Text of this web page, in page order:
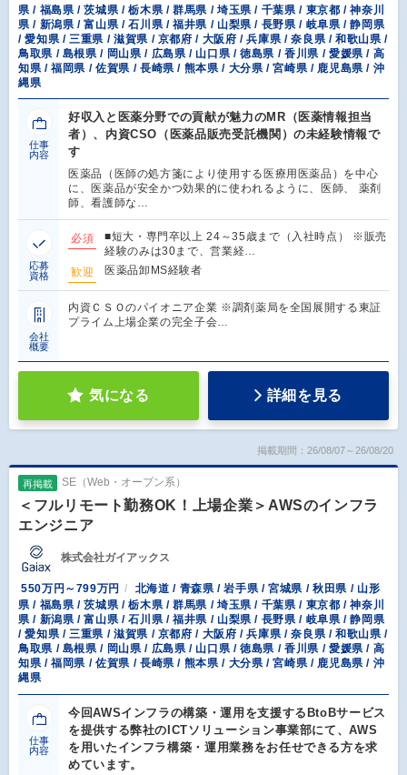
県 / 福島県 / 茨城県 / 栃木県 / 群馬県 / 埼玉県 / 千葉県 / 東京都 / 神奈川
県 / 新潟県 / 富山県 / 石川県 / 福井県 / 山梨県 / 長野県 / 岐阜県 / 静岡県
/ 愛知県 / 三重県 / 滋賀県 / 京都府 / 大阪府 / 兵庫県 / 奈良県 / 和歌山県 /
鳥取県 / 島根県 / 岡山県 / 広島県 / 山口県 / 徳島県 / 香川県 / 愛媛県 / 高
知県 / 福岡県 / 佐賀県 / 長崎県 / 熊本県 / 大分県 / 宮崎県 / 鹿児島県 / 沖
縄県
仕事
内容
好収入と医薬分野での貢献が魅力のMR（医薬情報担当
者）、内資CSO（医薬品販売受託機関）の未経験情報で
す
医薬品（医師の処方箋により使用する医療用医薬品）を中心
に、医薬品が安全かつ効果的に使われるように、医師、 薬剤
師、看護師な…
応募
資格
必須
■短大・専門卒以上 24～35歳まで（入社時点） ※販売
経験のみは30まで、営業経…
歓迎
医薬品卸MS経験者
会社
概要
内資ＣＳＯのパイオニア企業 ※調剤薬局を全国展開する東証
プライム上場企業の完全子会…
気になる 詳細を見る
掲載期間：26/08/07～26/08/20
再掲載 SE（Web・オープン系）
＜フルリモート勤務OK！上場企業＞AWSのインフラ
エンジニア
株式会社ガイアックス
550万円～799万円
北海道 / 青森県 / 岩手県 / 宮城県 / 秋田県 / 山形
県 / 福島県 / 茨城県 / 栃木県 / 群馬県 / 埼玉県 / 千葉県 / 東京都 / 神奈川
県 / 新潟県 / 富山県 / 石川県 / 福井県 / 山梨県 / 長野県 / 岐阜県 / 静岡県
/ 愛知県 / 三重県 / 滋賀県 / 京都府 / 大阪府 / 兵庫県 / 奈良県 / 和歌山県 /
鳥取県 / 島根県 / 岡山県 / 広島県 / 山口県 / 徳島県 / 香川県 / 愛媛県 / 高
知県 / 福岡県 / 佐賀県 / 長崎県 / 熊本県 / 大分県 / 宮崎県 / 鹿児島県 / 沖
縄県
仕事
内容
今回AWSインフラの構築・運用を支援するBtoBサービス
を提供する弊社のICTソリューション事業部にて、AWS
を用いたインフラ構築・運用業務をお任せできる方を求
めています。